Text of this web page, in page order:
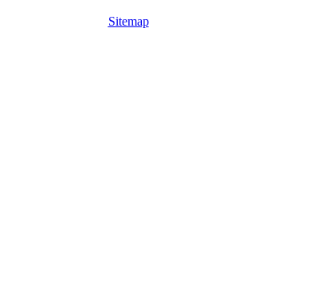
Sitemap